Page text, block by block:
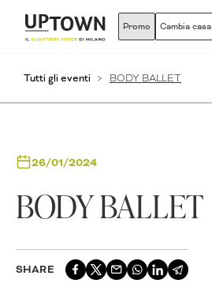
Promo Cambia casa
Tutti gli eventi BODY BALLET
26/01/2024
BODY BALLET
SHARE